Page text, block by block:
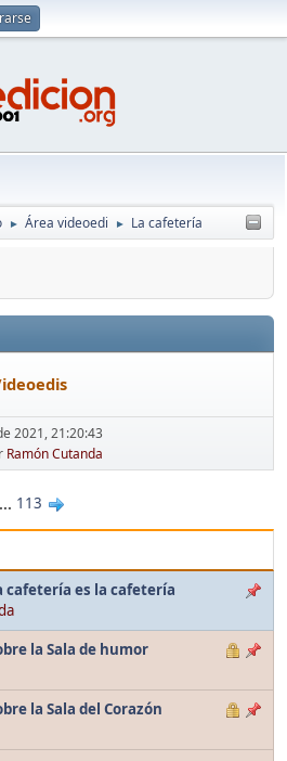
► Área videoedi ► La cafetería
2021, 21:20:43
Ramón Cutanda
... 113
cafetería es la cafetería
la Sala de humor
la Sala del Corazón